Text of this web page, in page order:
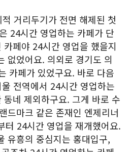
거리두기가 전면 해제된 첫
24시간 영업하는 카페가 단
페야 24시간 영업을 했을지
없었어요. 의외로 경기도 의
카페가 있었구요. 바로 다음
전역에서 24시간 영업하는
네 제외하구요. 그게 바로 수
드마크 같은 존재인 엔제리너
터 24시간 영업을 재개했어요.
유흥의 중심지는 홍대입구,